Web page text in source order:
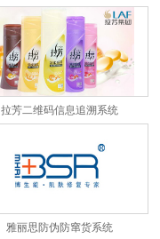
拉芳二维码信息追溯系统
雅丽思防伪防窜货系统